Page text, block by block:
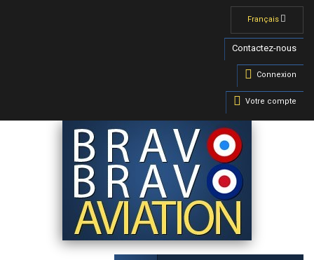
Français
Contactez-nous
Connexion
Votre compte